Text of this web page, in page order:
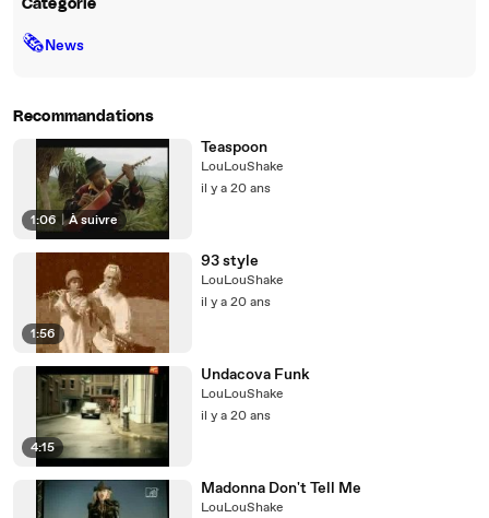
Catégorie
🗞News
Recommandations
1:06 | À suivre
Teaspoon
LouLouShake
il y a 20 ans
1:56
93 style
LouLouShake
il y a 20 ans
4:15
Undacova Funk
LouLouShake
il y a 20 ans
Madonna Don't Tell Me
LouLouShake